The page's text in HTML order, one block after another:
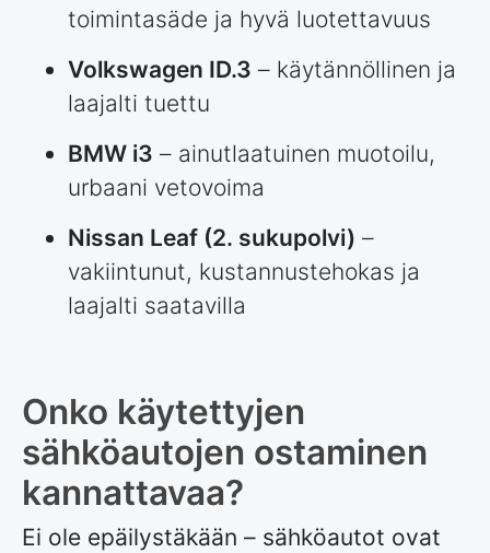
toimintasäde ja hyvä luotettavuus
Volkswagen ID.3 – käytännöllinen ja
laajalti tuettu
BMW i3 – ainutlaatuinen muotoilu,
urbaani vetovoima
Nissan Leaf (2. sukupolvi) –
vakiintunut, kustannustehokas ja
laajalti saatavilla
Onko käytettyjen
sähköautojen ostaminen
kannattavaa?
Ei ole epäilystäkään – sähköautot ovat